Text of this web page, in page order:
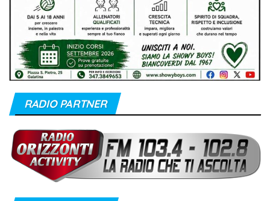
RADIO PARTNER